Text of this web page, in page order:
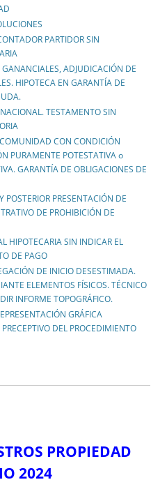
PARTIDOR SIN
ADJUDICACIÓN DE
HIPOTECA EN GARANTÍA DE
TESTAMENTO SIN
CON CONDICIÓN
PURAMENTE POTESTATIVA o
GARANTÍA DE OBLIGACIONES DE
PRESENTACIÓN DE
DE PROHIBICIÓN DE
HIPOTECARIA SIN INDICAR EL
DE PAGO
DE INICIO DESESTIMADA.
ELEMENTOS FÍSICOS. TÉCNICO
INFORME TOPOGRÁFICO.
GRÁFICA
DEL PROCEDIMIENTO
PROPIEDAD
2024